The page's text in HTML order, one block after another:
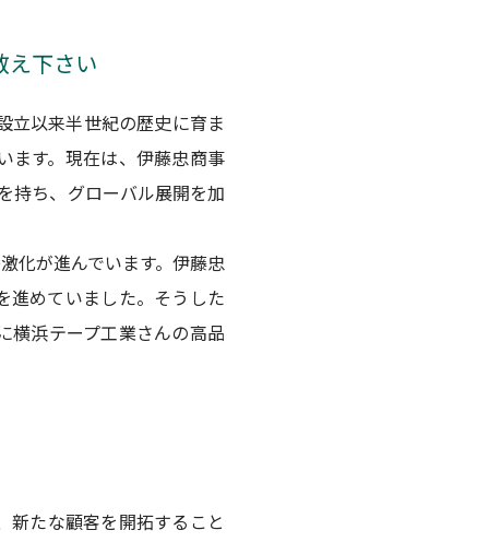
え下さい
以来半世紀の歴史に育ま
ます。現在は、伊藤忠商事
持ち、グローバル展開を加
化が進んでいます。伊藤忠
進めていました。そうした
横浜テープ工業さんの高品
たな顧客を開拓すること